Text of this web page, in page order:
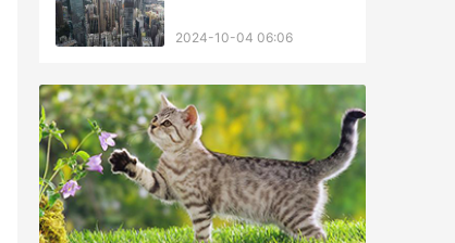
2024-10-04 06:06